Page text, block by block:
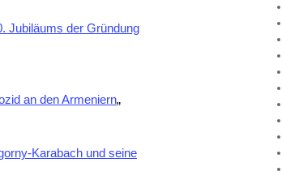
Jubiläums der Gründung
an den Armeniern„
Karabach und seine